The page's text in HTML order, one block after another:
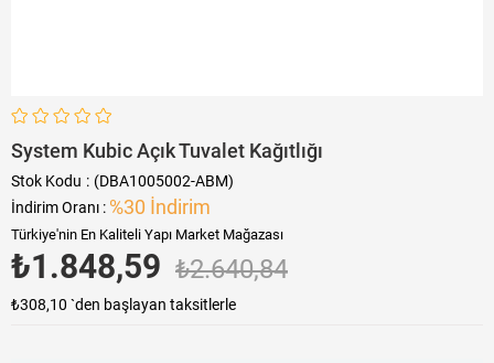
System Kubic Açık Tuvalet Kağıtlığı
Stok Kodu
(DBA1005002-ABM)
İndirim Oranı : %30 İndirim
Türkiye'nin En Kaliteli Yapı Market Mağazası
₺2.640,84
₺1.848,59
₺308,10 `den başlayan taksitlerle